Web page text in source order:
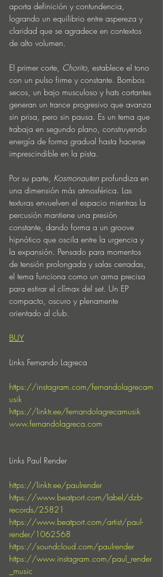
aporta definición y contundencia,
logrando un equilibrio entre aspereza y
claridad que se agradece en contextos
de alto volumen.
El primer corte, Chorito, establece el tono
con un pulso firme y constante. Bombos
secos, un bajo musculoso y hats cortantes
generan un trance progresivo que avanza
sin prisa, pero sin pausa. Es un tema que
trabaja en segundo plano, construyendo
energía de forma gradual hasta hacerse
imprescindible en la pista.
Por su parte, Kosmonauten profundiza en
una dimensión más atmosférica. Las
texturas envuelven el espacio mientras la
percusión mantiene una presión
constante, dando forma a un groove
hipnótico que oscila entre la urgencia y
la expansión. Pensado para momentos
de tensión prolongada y salas cerradas,
el tema funciona como un arma precisa
para estirar el clímax del set. Un EP
compacto, oscuro y plenamente
orientado al club.
BUY
Links Fernando Lagreca
https://instagram.com/fernandolagrecam
usik
https://linktr.ee/fernandolagrecamusik
www.fernandolagreca.com
Links Paul Render
https://linktr.ee/paulrender
https://www.beatport.com/label/dzb-
records/25821
https://www.beatport.com/artist/paul-
render/1062568
https://soundcloud.com/paulrender
https://www.instagram.com/paul_render
_music